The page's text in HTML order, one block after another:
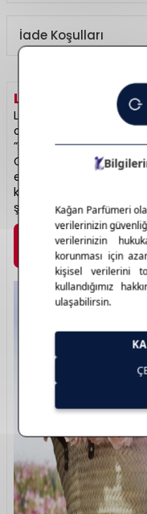
İade Koşulları
LANCOME
Lancôme, Fransız
olarak cilt bakımı,
“La Vie Est Belle” ve
Cilt bakım serileri
etkileriyle dikkat çeker.
kalitesiyle kadınların
şıklığının özü: Lancôme.
Marka Detayı